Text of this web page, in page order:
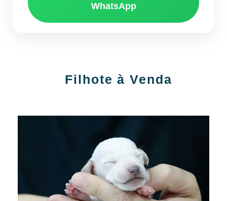
WhatsApp
Filhote à Venda